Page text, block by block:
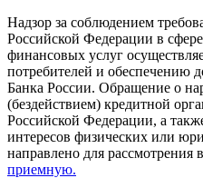
Надзор за соблюдением
Российской Федерации в
финансовых услуг
потребителей и обеспечению
Банка России. Обращение о
(бездействием) кредитной
Российской Федерации, а
интересов физических или
направлено для рассмотрения
приемную.